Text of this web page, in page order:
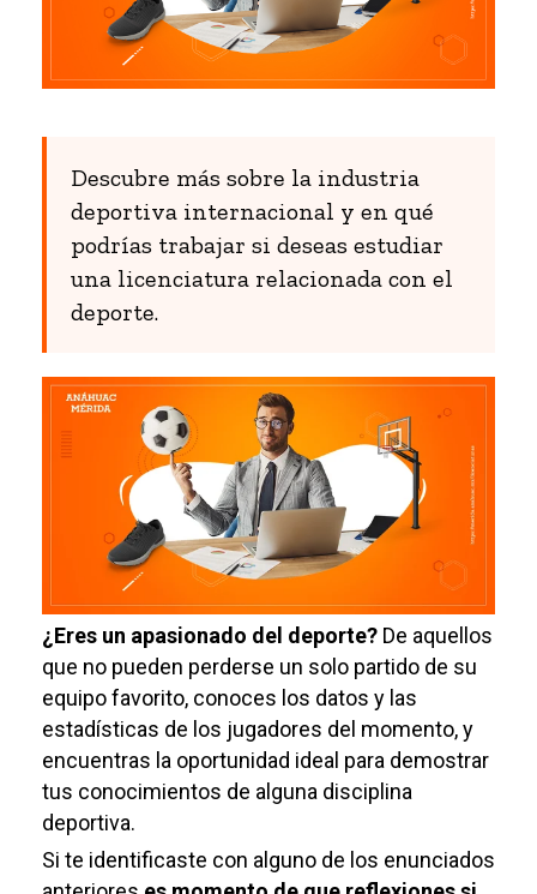
Descubre más sobre la industria
deportiva internacional y en qué
podrías trabajar si deseas estudiar
una licenciatura relacionada con el
deporte.
¿Eres un apasionado del deporte? De aquellos
que no pueden perderse un solo partido de su
equipo favorito, conoces los datos y las
estadísticas de los jugadores del momento, y
encuentras la oportunidad ideal para demostrar
tus conocimientos de alguna disciplina
deportiva.
Si te identificaste con alguno de los enunciados